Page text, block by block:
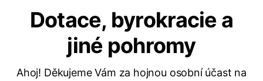
Dotace, byrokracie a
jiné pohromy
Ahoj! Děkujeme Vám za hojnou osobní účast na